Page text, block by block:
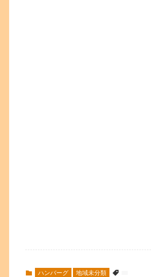
ハンバーグ 地域未分類